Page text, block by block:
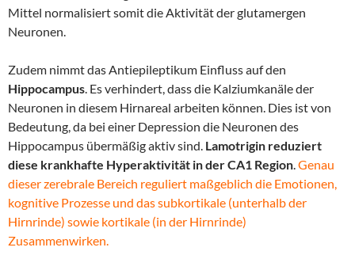
Mittel normalisiert somit die Aktivität der glutamergen
Neuronen.
Zudem nimmt das Antiepileptikum Einfluss auf den
Hippocampus. Es verhindert, dass die Kalziumkanäle der
Neuronen in diesem Hirnareal arbeiten können. Dies ist von
Bedeutung, da bei einer Depression die Neuronen des
Hippocampus übermäßig aktiv sind. Lamotrigin reduziert
diese krankhafte Hyperaktivität in der CA1 Region.Genau
dieser zerebrale Bereich reguliert maßgeblich die Emotionen,
kognitive Prozesse und das subkortikale (unterhalb der
Hirnrinde) sowie kortikale (in der Hirnrinde)
Zusammenwirken.